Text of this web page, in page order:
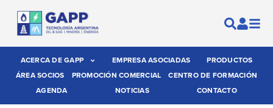
ACERCA DE GAPP EMPRESA ASOCIADAS
PRODUCTOS
ÁREA SOCIOS
PROMOCIÓN COMERCIAL
CENTRO DE FORMACIÓN
AGENDA
NOTICIAS CONTACTO